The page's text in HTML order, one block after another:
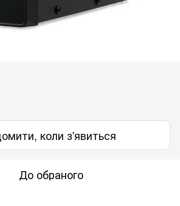
коли з'явиться
До обраного